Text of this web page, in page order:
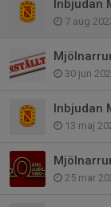
Inbjudan
7 aug
30 jun
Inbjudan
13 maj
25 mar